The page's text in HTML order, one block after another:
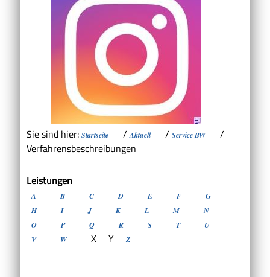
Sie sind hier: Startseite /Aktuell / Service BW
/
Verfahrensbeschreibungen
Leistungen
A B C D E F
G
H
I J K L M
N
O
P Q R S T
U
V
W X Y Z